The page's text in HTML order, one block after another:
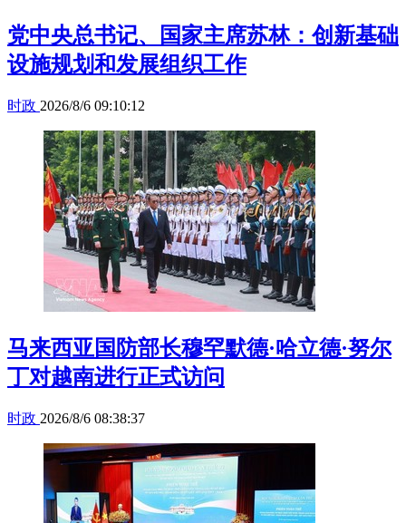
党中央总书记、国家主席苏林：创新基础
设施规划和发展组织工作
时政 2026/8/6 09:10:12
马来西亚国防部长穆罕默德·哈立德·努尔
丁对越南进行正式访问
时政 2026/8/6 08:38:37